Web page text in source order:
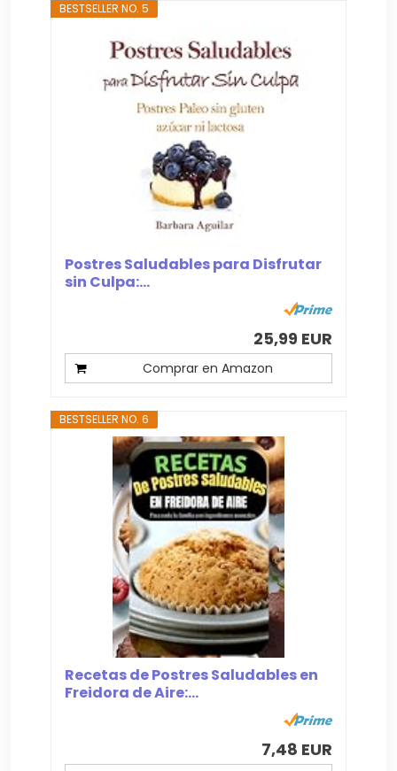
BESTSELLER NO. 5
Postres Saludables para Disfrutar
sin Culpa:...
25,99 EUR
Comprar en Amazon
BESTSELLER NO. 6
Recetas de Postres Saludables en
Freidora de Aire:...
7,48 EUR